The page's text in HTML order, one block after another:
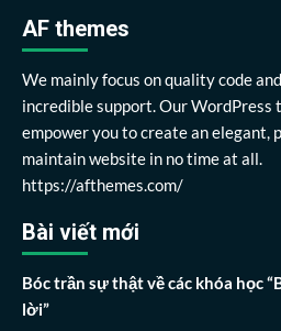
AF themes
We mainly focus on quality code
incredible support. Our WordPress
empower you to create an elegant,
maintain website in no time at all.
https://afthemes.com/
Bài viết mới
Bóc trần sự thật về các khóa học
lời”